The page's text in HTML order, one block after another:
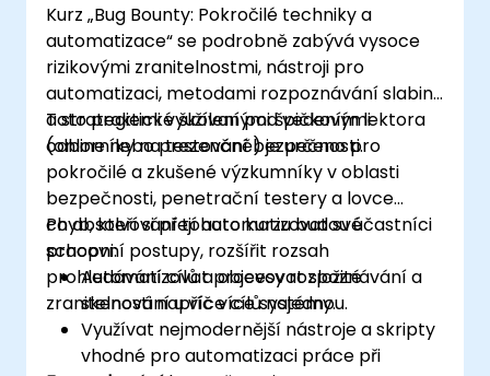
Kurz „Bug Bounty: Pokročilé techniky a
automatizace“ se podrobně zabývá vysoce
rizikovými zranitelnostmi, nástroji pro
automatizaci, metodami rozpoznávání slabin
a strategiemi využívanými špičkovými
odborníky na testování bezpečnosti.
Toto praktické školení pod vedením lektora
(online nebo prezenčně) je určeno pro
pokročilé a zkušené výzkumníky v oblasti
bezpečnosti, penetrační testery a lovce
chyb, kteří si přejí automatizovat své
pracovní postupy, rozšířit rozsah
prohledávání cílů a objevovat složité
zranitelnosti napříč více systémy.
Po absolvování tohoto kurzu budou účastníci
schopni:
Automatizovat procesy rozpoznávání a
skenování u více cílů najednou.
Využívat nejmodernější nástroje a skripty
vhodné pro automatizaci práce při